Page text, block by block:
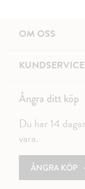
OM OSS
KUNDSERVICE
Ångra ditt köp
Du har 14
vara.
ÅNGRA KÖP